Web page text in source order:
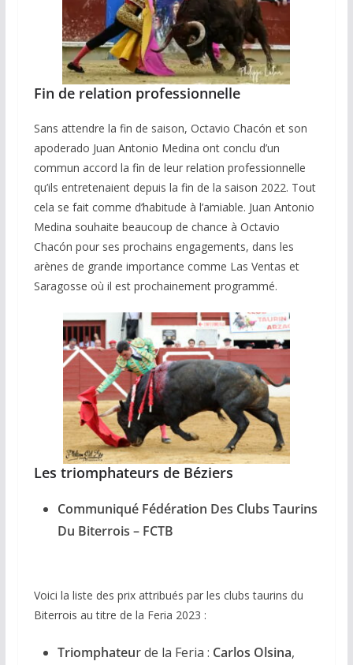
Fin de relation professionnelle
Sans attendre la fin de saison, Octavio Chacón et son
apoderado Juan Antonio Medina ont conclu d’un
commun accord la fin de leur relation professionnelle
qu’ils entretenaient depuis la fin de la saison 2022. Tout
cela se fait comme d’habitude à l’amiable. Juan Antonio
Medina souhaite beaucoup de chance à Octavio
Chacón pour ses prochains engagements, dans les
arènes de grande importance comme Las Ventas et
Saragosse où il est prochainement programmé.
Les triomphateurs de Béziers
Communiqué Fédération Des Clubs Taurins
Du Biterrois – FCTB
Voici la liste des prix attribués par les clubs taurins du
Biterrois au titre de la Feria 2023 :
Triomphateur de la Feria : Carlos Olsina,